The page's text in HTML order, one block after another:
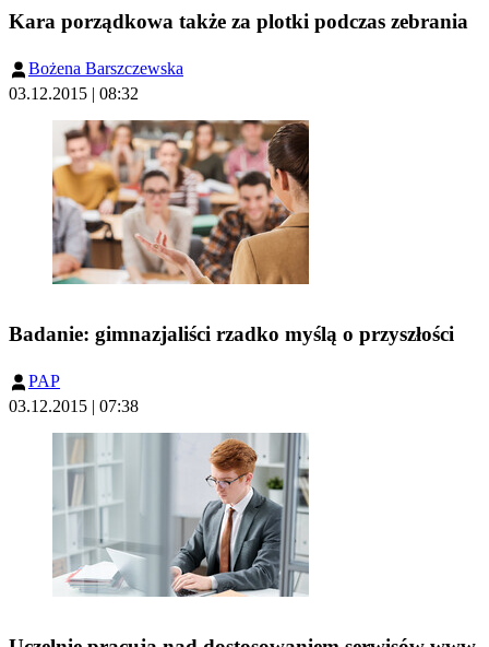
Kara porządkowa także za plotki podczas zebrania
Bożena Barszczewska
03.12.2015 | 08:32
Badanie: gimnazjaliści rzadko myślą o przyszłości
PAP
03.12.2015 | 07:38